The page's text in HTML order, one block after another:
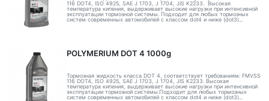
116 DOT4, ISO 4925, SAE J 1703, J 1704, JIS K2233. Высокая
температура кипения, выдерживает высокие нагрузки при интенсивной
эксплуатации тормозной системы. Подходит для любых тормозных
систем современных автомобилей с классом dot4 и ниже (dot3)...
POLYMERIUM DOT 4 1000g
Тормозная жидкость класса DOT 4, соответствует требованиям: FMVSS
116 DOT4, ISO 4925, SAE J 1703, J 1704, JIS K2233. Высокая
температура кипения, выдерживает высокие нагрузки при интенсивной
эксплуатации тормозной системы.Подходит для любых тормозных
систем современных автомобилей с классом dot4 и ниже (dot3)...